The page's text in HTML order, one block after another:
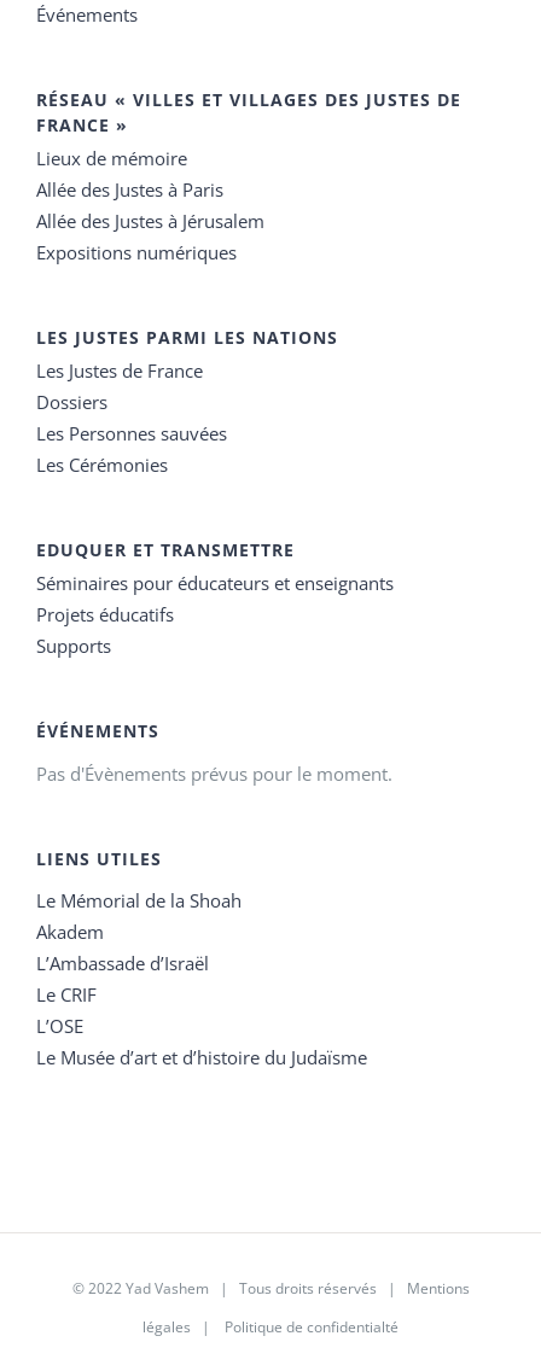
Événements
RÉSEAU « VILLES ET VILLAGES DES JUSTES DE
FRANCE »
Lieux de mémoire
Allée des Justes à Paris
Allée des Justes à Jérusalem
Expositions numériques
LES JUSTES PARMI LES NATIONS
Les Justes de France
Dossiers
Les Personnes sauvées
Les Cérémonies
EDUQUER ET TRANSMETTRE
Séminaires pour éducateurs et enseignants
Projets éducatifs
Supports
ÉVÉNEMENTS
Pas d'Évènements prévus pour le moment.
LIENS UTILES
Le Mémorial de la Shoah
Akadem
L’Ambassade d’Israël
Le CRIF
L’OSE
Le Musée d’art et d’histoire du Judaïsme
© 2022 Yad Vashem | Tous droits réservés | Mentions
légales | Politique de confidentialté